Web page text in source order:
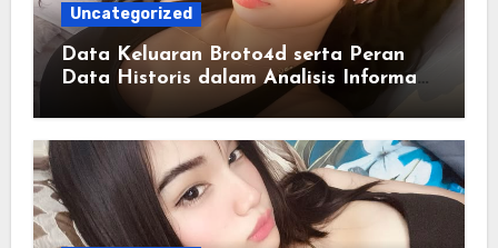
Uncategorized
Data Keluaran Broto4d serta Peran
Data Historis dalam Analisis Informasi